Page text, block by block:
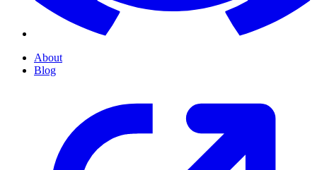
About
Blog